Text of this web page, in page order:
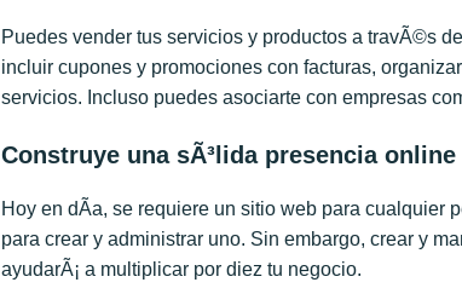
Puedes vender tus servicios y productos a travÃ©s
incluir cupones y promociones con facturas,
servicios. Incluso puedes asociarte con empresas
Construye una sÃ³lida presencia online
Hoy en dÃ­a, se requiere un sitio web para cualquier
para crear y administrar uno. Sin embargo, crear y
ayudarÃ¡ a multiplicar por diez tu negocio.